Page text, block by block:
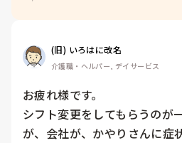
(旧) いろはに改名
介護職・ヘルパー, デイサービス
お疲れ様です。
シフト変更をしてもらうのが
が、会社が、かやりさんに症